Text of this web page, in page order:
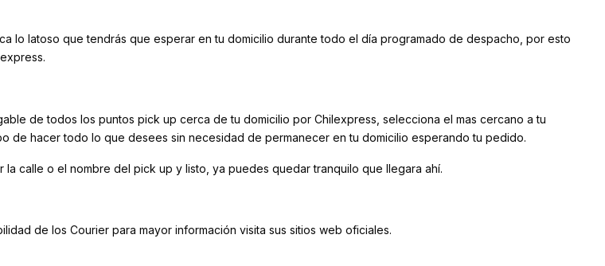
lo latoso que tendrás que esperar en tu domicilio durante todo el día programado de despacho, por esto
de todos los puntos pick up cerca de tu domicilio por Chilexpress, selecciona el mas cercano a tu
de hacer todo lo que desees sin necesidad de permanecer en tu domicilio esperando tu pedido.
calle o el nombre del pick up y listo, ya puedes quedar tranquilo que llegara ahí.
de los Courier para mayor información visita sus sitios web oficiales.